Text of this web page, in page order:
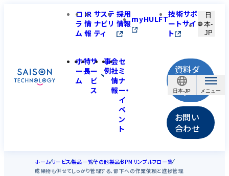
日本-JP
コ
ラ
ム
IR
情
報
サステ
ナビリ
ティ
採用
情報myHULFT技術サポ
ートサイ
ト
日
本-
JP
ホ
ー
ム
特
長
サ
ー
ビ
ス
事
例
会
社
情
報
セ
ミ
ナ
ー・
イ
ベ
ン
ト
資料ダ
ウンロ
ード
お問い
合わせ
ホームサービス製品一覧その他製品BPMサンプルフロー集
成果物も併せてしっかり管理する、部下への作業依頼と進捗管理